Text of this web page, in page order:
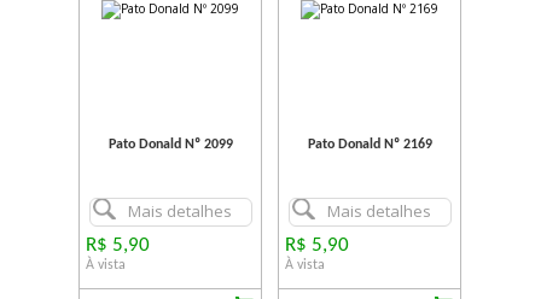
Pato Donald Nº 2099
Mais detalhes
R$ 5,90
À vista
Pato Donald Nº 2169
Mais detalhes
R$ 5,90
À vista